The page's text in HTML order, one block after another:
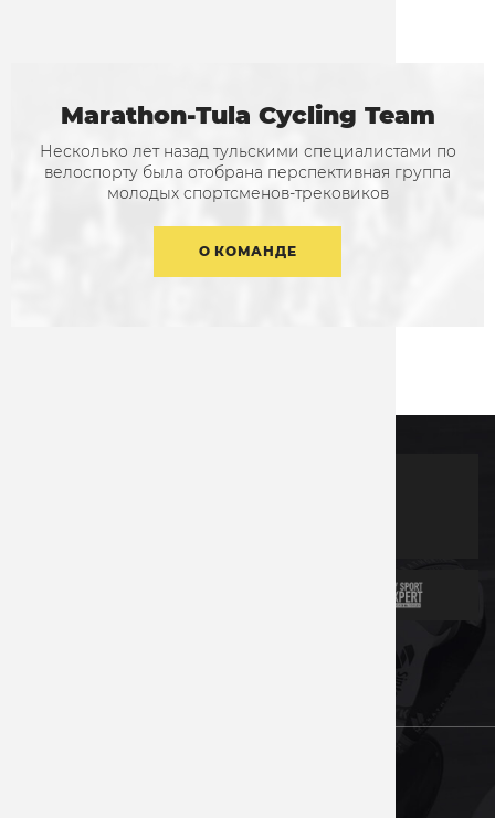
Marathon-Tula Cycling Team
Несколько лет назад тульскими специалистами по
велоспорту была отобрана перспективная группа
молодых спортсменов-трековиков
О КОМАНДЕ